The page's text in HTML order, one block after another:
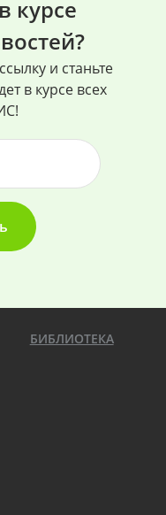
курсе
и станьте
в курсе всех
БИБЛИОТЕКА